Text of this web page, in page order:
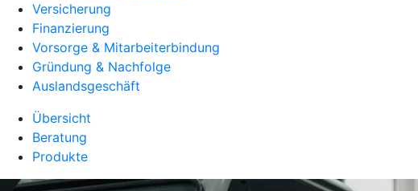
Versicherung
Finanzierung
Vorsorge & Mitarbeiterbindung
Gründung & Nachfolge
Auslandsgeschäft
Übersicht
Beratung
Produkte